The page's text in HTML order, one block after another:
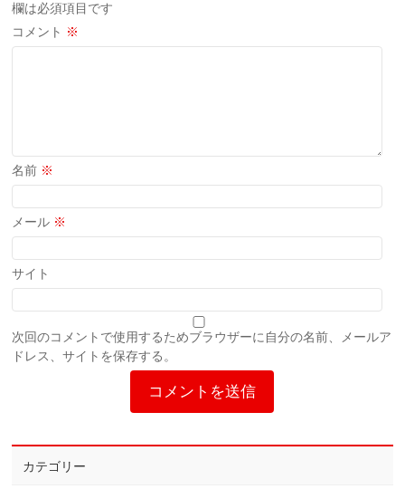
欄は必須項目です
コメント ※
名前 ※
メール ※
サイト
次回のコメントで使用するためブラウザーに自分の名前、メールア
ドレス、サイトを保存する。
カテゴリー